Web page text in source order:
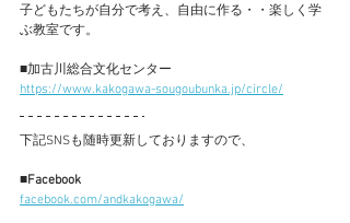
子どもたちが自分で考え、自由に作る・・楽しく学
ぶ教室です。
■加古川総合文化センター
https://www.kakogawa-sougoubunka.jp/circle/
下記SNSも随時更新しておりますので、
■Facebook
facebook.com/andkakogawa/